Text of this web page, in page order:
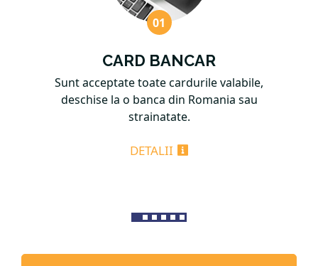
CARD BANCAR
Sunt acceptate toate cardurile valabile,
deschise la o banca din Romania sau
strainatate.
DETALII